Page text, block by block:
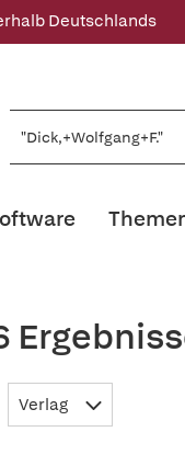
Deutschlands
Verlag